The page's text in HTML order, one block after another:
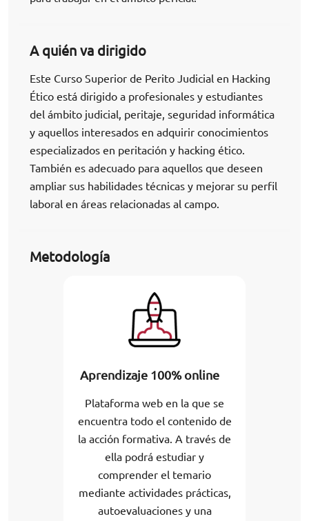
A quién va dirigido
Este Curso Superior de Perito Judicial en Hacking
Ético está dirigido a profesionales y estudiantes
del ámbito judicial, peritaje, seguridad informática
y aquellos interesados en adquirir conocimientos
especializados en peritación y hacking ético.
También es adecuado para aquellos que deseen
ampliar sus habilidades técnicas y mejorar su perfil
laboral en áreas relacionadas al campo.
Metodología
Aprendizaje 100% online
Plataforma web en la que se
encuentra todo el contenido de
la acción formativa. A través de
ella podrá estudiar y
comprender el temario
mediante actividades prácticas,
autoevaluaciones y una